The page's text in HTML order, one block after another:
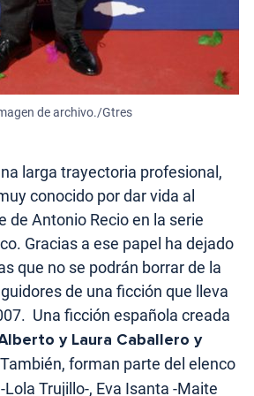
de archivo./Gtres
larga trayectoria profesional,
conocido por dar vida al
de Antonio Recio en la serie
Gracias a ese papel ha dejado
que no se podrán borrar de la
de una ficción que lleva
Una ficción española creada
y Laura Caballero y
También, forman parte del elenco
Trujillo-, Eva Isanta -Maite